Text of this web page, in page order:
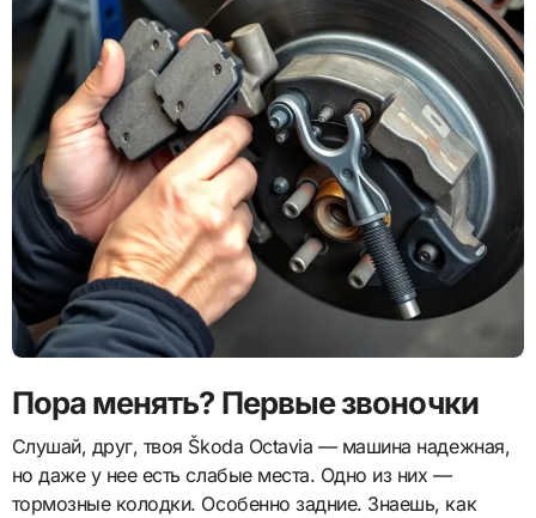
Пора менять? Первые звоночки
Слушай, друг, твоя Škoda Octavia — машина надежная,
но даже у нее есть слабые места. Одно из них —
тормозные колодки. Особенно задние. Знаешь, как